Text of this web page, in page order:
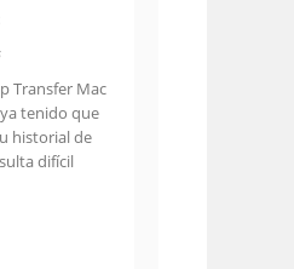
Transfer Mac
tenido que
historial de
difícil